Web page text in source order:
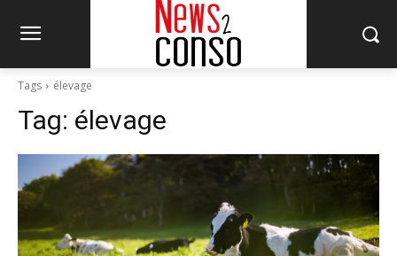
Tags élevage
Tag: élevage